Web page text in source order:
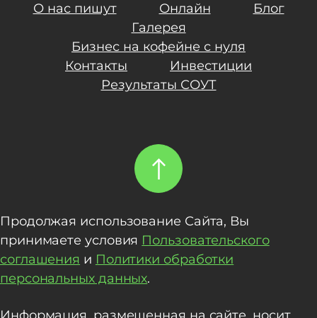
О нас пишут
Онлайн
Блог
Галерея
Бизнес на кофейне с нуля
Контакты
Инвестиции
Результаты СОУТ
Продолжая использование Сайта, Вы
принимаете условия Пользовательского
соглашения и Политики обработки
персональных данных.